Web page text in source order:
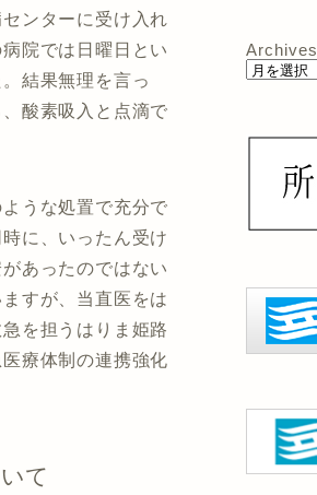
ンターに受け入れ
院では日曜日とい
結果無理を言っ
酸素吸入と点滴で
うな処置で充分で
に、いったん受け
あったのではない
すが、当直医をは
を担うはりま姫路
療体制の連携強化
て
Archives